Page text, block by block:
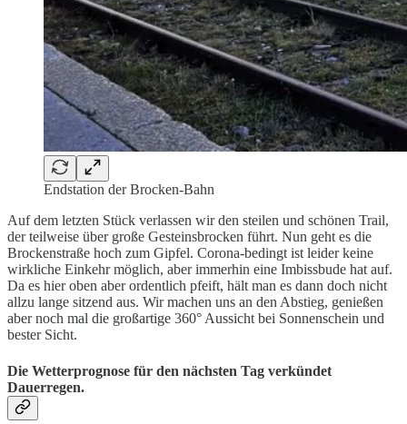
Endstation der Brocken-Bahn
Auf dem letzten Stück verlassen wir den steilen und schönen Trail,
der teilweise über große Gesteinsbrocken führt. Nun geht es die
Brockenstraße hoch zum Gipfel. Corona-bedingt ist leider keine
wirkliche Einkehr möglich, aber immerhin eine Imbissbude hat auf.
Da es hier oben aber ordentlich pfeift, hält man es dann doch nicht
allzu lange sitzend aus. Wir machen uns an den Abstieg, genießen
aber noch mal die großartige 360° Aussicht bei Sonnenschein und
bester Sicht.
Die Wetterprognose für den nächsten Tag verkündet
Dauerregen.